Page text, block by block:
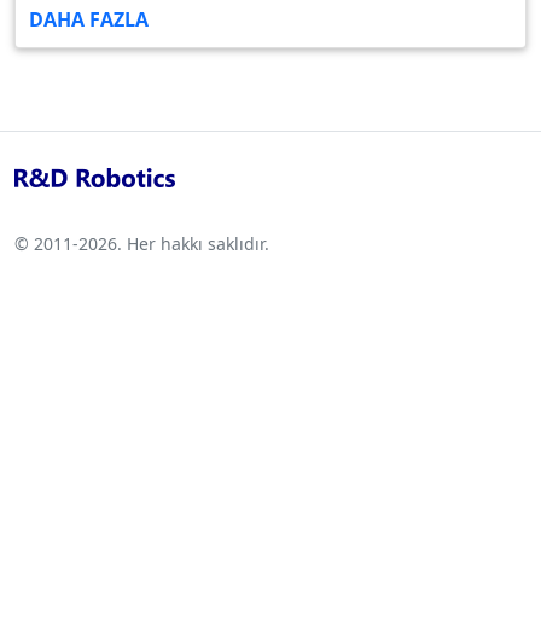
DAHA FAZLA
© 2011-2026. Her hakkı saklıdır.